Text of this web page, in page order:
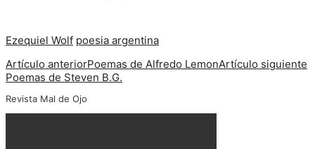
Ezequiel Wolf poesia argentina
Artículo anteriorPoemas de Alfredo LemonArtículo siguiente
Poemas de Steven B.G.
Revista Mal de Ojo